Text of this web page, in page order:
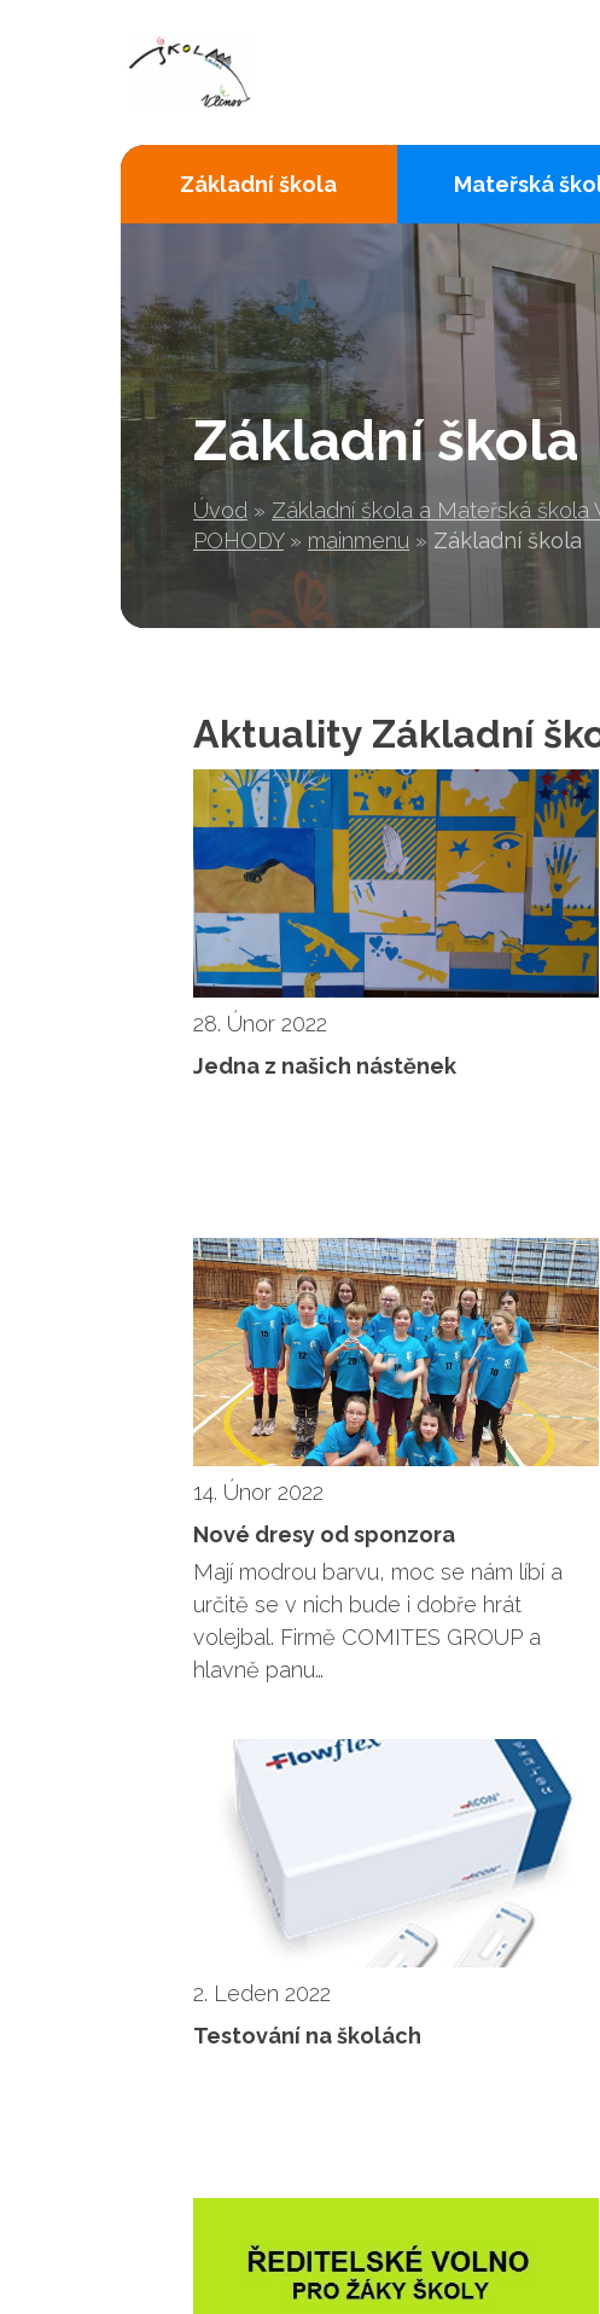
Základní škola
Úvod » Základní škola a Mateřská škola
POHODY » mainmenu » Základní škola
Základní škola Mateřská
Aktuality Základní
28. Únor 2022
Jedna z našich nástěnek
14. Únor 2022
Nové dresy od sponzora
Mají modrou barvu, moc se nám líbí a
určitě se v nich bude i dobře hrát
volejbal. Firmě COMITES GROUP a
hlavně panu…
2. Leden 2022
Testování na školách